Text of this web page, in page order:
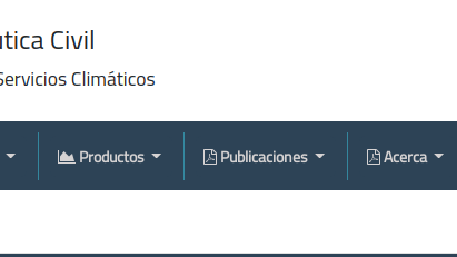
Productos Publicaciones Acerca